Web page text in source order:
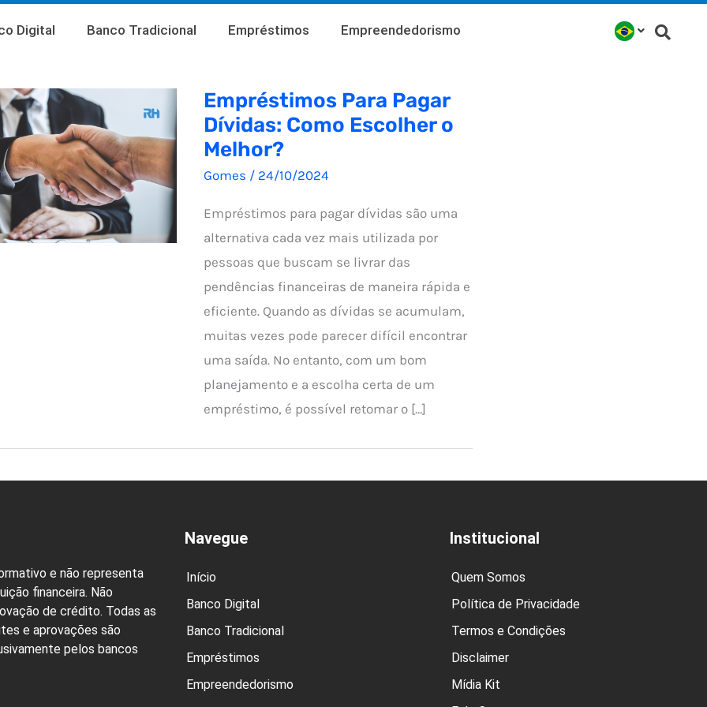
Digital Banco Tradicional Empréstimos Empreendedorismo
Empréstimos Para Pagar
Dívidas: Como Escolher o
Melhor?
Gomes / 24/10/2024
Empréstimos para pagar dívidas são uma
alternativa cada vez mais utilizada por
pessoas que buscam se livrar das
pendências financeiras de maneira rápida e
eficiente. Quando as dívidas se acumulam,
muitas vezes pode parecer difícil encontrar
uma saída. No entanto, com um bom
planejamento e a escolha certa de um
empréstimo, é possível retomar o […]
e não representa
financeira. Não
de crédito. Todas as
e aprovações são
pelos bancos
Navegue
Início
Banco Digital
Banco Tradicional
Empréstimos
Empreendedorismo
Institucional
Quem Somos
Política de Privacidade
Termos e Condições
Disclaimer
Mídia Kit